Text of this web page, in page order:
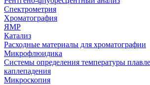
Спектрометрия
Хроматография
ЯМР
Катализ
Расходные материалы для хроматографии
Микрофлюидика
Системы определения температуры
каплепадения
Микроскопия